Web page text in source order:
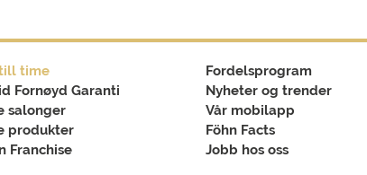
time
Fornøyd Garanti
salonger
produkter
Franchise
Fordelsprogram
Nyheter og trender
Vår mobilapp
Föhn Facts
Jobb hos oss